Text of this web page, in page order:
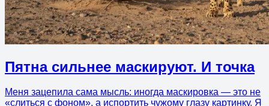
Пятна сильнее маскируют. И точка
Меня зацепила сама мысль: иногда маскировка — это не
«слиться с фоном», а испортить чужому глазу картинку. Я